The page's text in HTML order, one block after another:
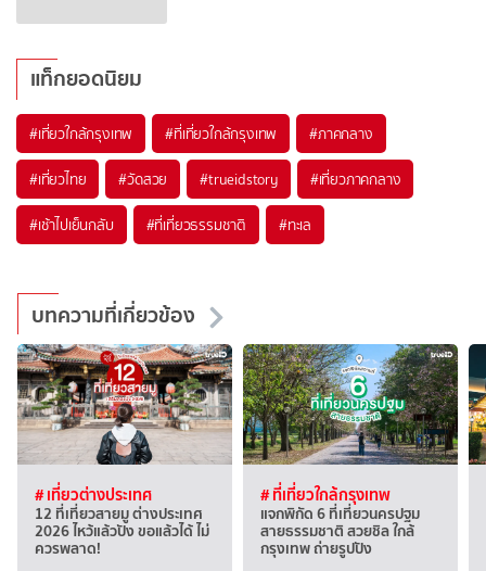
แท็กยอดนิยม
#เที่ยวใกล้กรุงเทพ #ที่เที่ยวใกล้กรุงเทพ #ภาคกลาง
#เที่ยวไทย #วัดสวย #trueidstory #เที่ยวภาคกลาง
#เช้าไปเย็นกลับ #ที่เที่ยวธรรมชาติ #ทะเล
บทความที่เกี่ยวข้อง
# เที่ยวต่างประเทศ
12 ที่เที่ยวสายมู ต่างประเทศ
2026 ไหว้แล้วปัง ขอแล้วได้ ไม่
ควรพลาด!
# ที่เที่ยวใกล้กรุงเทพ
แจกพิกัด 6 ที่เที่ยวนครปฐม
สายธรรมชาติ สวยชิล ใกล้
กรุงเทพ ถ่ายรูปปัง